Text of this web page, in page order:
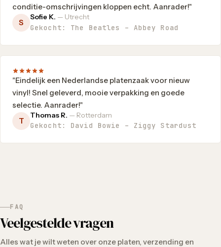
conditie-omschrijvingen kloppen echt. Aanrader!"
S
Sofie K. — Utrecht
Gekocht: The Beatles – Abbey Road
"Eindelijk een Nederlandse platenzaak voor nieuw
vinyl! Snel geleverd, mooie verpakking en goede
selectie. Aanrader!"
T
Thomas R. — Rotterdam
Gekocht: David Bowie – Ziggy Stardust
FAQ
Veelgestelde vragen
Alles wat je wilt weten over onze platen, verzending en